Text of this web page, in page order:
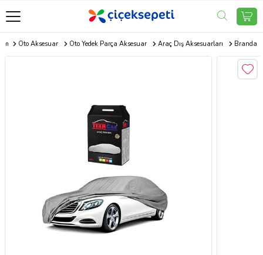
Oto Aksesuar Oto Yedek Parça Aksesuar Araç Dış Aksesuarları Branda